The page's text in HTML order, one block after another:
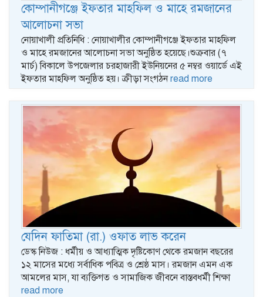
কোম্পানীগঞ্জে ইফতার মাহফিল ও মাহে রমজানের
আলোচনা সভা
নোয়াখালী প্রতিনিধি : নোয়াখালীর কোম্পানীগঞ্জে ইফতার মাহফিল
ও মাহে রমজানের আলোচনা সভা অনুষ্ঠিত হয়েছে।শুক্রবার (৭
মার্চ) বিকালে উপজেলার চরহাজারী ইউনিয়নের ৫ নম্বর ওয়ার্ডে এই
ইফতার মাহফিল অনুষ্ঠিত হয়। ক্রীড়া সংগঠনread more
যেদিন ফাতিমা (রা.) ওফাত লাভ করেন
ডেস্ক নিউজ : ধর্মীয় ও আধ্যাত্মিক দৃষ্টিকোণ থেকে রমজান বছরের
১২ মাসের মধ্যে সর্বাধিক পবিত্র ও শ্রেষ্ঠ মাস। রমজান এমন এক
আমলের মাস, যা ব্যক্তিগত ও সামাজিক জীবনে বাস্তবধর্মী শিক্ষা
read more